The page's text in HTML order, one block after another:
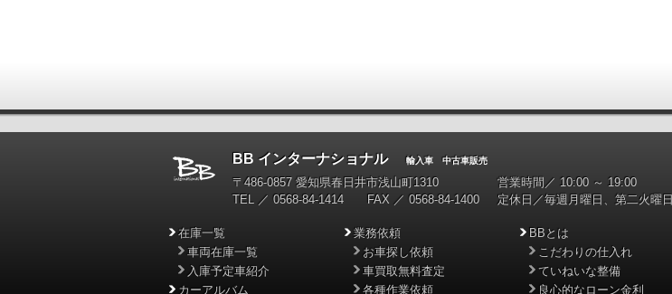
BB インターナショナル輸入車 中古車販売
〒486-0857 愛知県春日井市浅山町1310
TEL ／ 0568-84-1414 FAX ／ 0568-84-1400
営業時間／ 10:00 ～ 19:00
定休日／毎週月曜日、第二火曜日
在庫一覧
車両在庫一覧
入庫予定車紹介
カーアルバム
業務依頼
お車探し依頼
車買取無料査定
各種作業依頼
BBとは
こだわりの仕入れ
ていねいな整備
良心的なローン金利